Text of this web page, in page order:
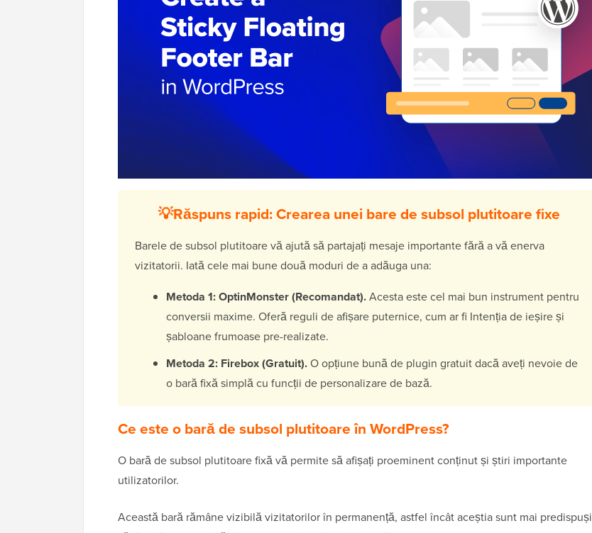
💡Răspuns rapid: Crearea unei bare de subsol plutitoare fixe
Barele de subsol plutitoare vă ajută să partajați mesaje importante fără a vă enerva
vizitatorii. Iată cele mai bune două moduri de a adăuga una:
Metoda 1: OptinMonster (Recomandat).Acesta este cel mai bun instrument pentru
conversii maxime. Oferă reguli de afișare puternice, cum ar fi Intenția de ieșire și
șabloane frumoase pre-realizate.
Metoda 2: Firebox (Gratuit).O opțiune bună de plugin gratuit dacă aveți nevoie de
o bară fixă simplă cu funcții de personalizare de bază.
Ce este o bară de subsol plutitoare în WordPress?
O bară de subsol plutitoare fixă vă permite să afișați proeminent conținut și știri importante
utilizatorilor.
Această bară rămâne vizibilă vizitatorilor în permanență, astfel încât aceștia sunt mai predispuși